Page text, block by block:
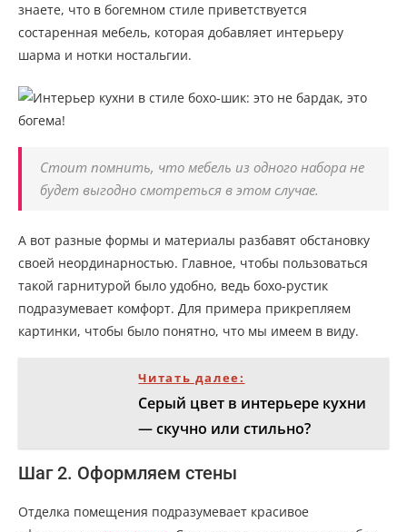
знаете, что в богемном стиле приветствуется
состаренная мебель, которая добавляет интерьеру
шарма и нотки ностальгии.
Стоит помнить, что мебель из одного набора не
будет выгодно смотреться в этом случае.
А вот разные формы и материалы разбавят обстановку
своей неординарностью. Главное, чтобы пользоваться
такой гарнитурой было удобно, ведь бохо-рустик
подразумевает комфорт. Для примера прикрепляем
картинки, чтобы было понятно, что мы имеем в виду.
Читать далее:
Серый цвет в интерьере кухни
— скучно или стильно?
Шаг 2. Оформляем стены
Отделка помещения подразумевает красивое